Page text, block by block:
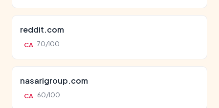
reddit.com
CA 70/100
nasarigroup.com
CA 60/100